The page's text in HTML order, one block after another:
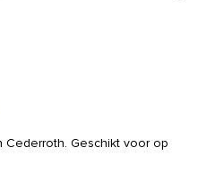
Geschikt voor op